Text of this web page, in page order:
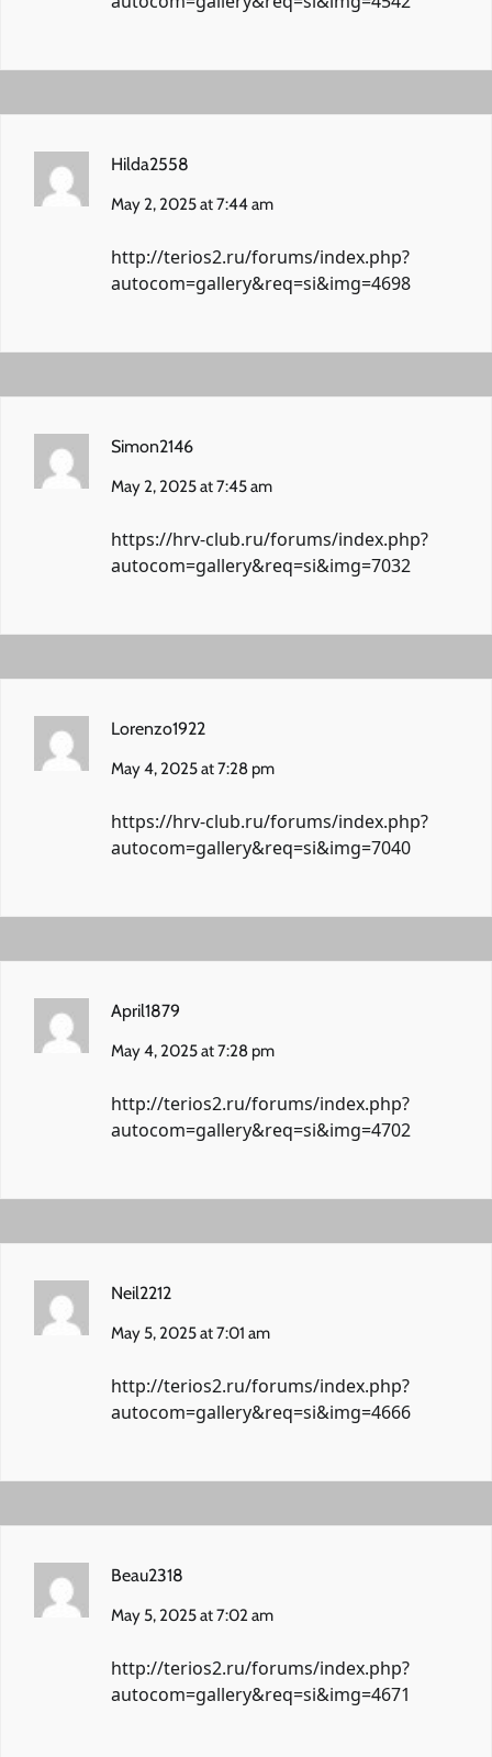
Hilda2558
May 2, 2025 at 7:44 am
http://terios2.ru/forums/index.php?
autocom=gallery&req=si&img=4698
Simon2146
May 2, 2025 at 7:45 am
https://hrv-club.ru/forums/index.php?
autocom=gallery&req=si&img=7032
Lorenzo1922
May 4, 2025 at 7:28 pm
https://hrv-club.ru/forums/index.php?
autocom=gallery&req=si&img=7040
April1879
May 4, 2025 at 7:28 pm
http://terios2.ru/forums/index.php?
autocom=gallery&req=si&img=4702
Neil2212
May 5, 2025 at 7:01 am
http://terios2.ru/forums/index.php?
autocom=gallery&req=si&img=4666
Beau2318
May 5, 2025 at 7:02 am
http://terios2.ru/forums/index.php?
autocom=gallery&req=si&img=4671